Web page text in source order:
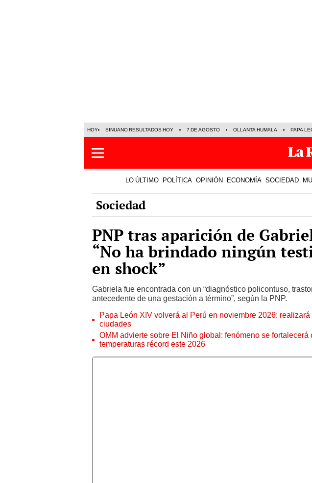
HOY SINUANO RESULTADOS HOY 7 DE AGOSTO OLLANTA HUMALA PAPA
LO ÚLTIMO POLÍTICA OPINIÓN ECONOMÍA SOCIEDAD
Sociedad
PNP tras aparición de
“No ha brindado ningún
en shock”
Gabriela fue encontrada con un “diagnóstico policontuso,
antecedente de una gestación a término”, según la PNP.
Papa León XIV volverá al Perú en noviembre 2026:
ciudades
OMM advierte sobre El Niño global: fenómeno se fortalecerá
temperaturas récord este 2026